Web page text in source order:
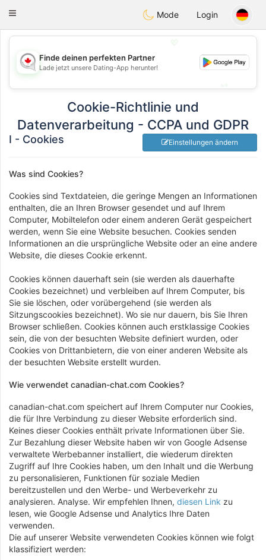
CANADIANchat
Toggle
Mode Login
💖
💕
Finde deinen perfekten Partner
Lade jetzt unsere Dating-App herunter!
Cookie-Richtlinie und
Datenverarbeitung - CCPA und GDPR
I - Cookies Einstellungen ändern
Was sind Cookies?
Cookies sind Textdateien, die geringe Mengen an Informationen
enthalten, die an Ihren Browser gesendet und auf Ihrem
Computer, Mobiltelefon oder einem anderen Gerät gespeichert
werden, wenn Sie eine Website besuchen. Cookies senden
Informationen an die ursprüngliche Website oder an eine andere
Website, die dieses Cookie erkennt.
Cookies können dauerhaft sein (sie werden als dauerhafte
Cookies bezeichnet) und verbleiben auf Ihrem Computer, bis
Sie sie löschen, oder vorübergehend (sie werden als
Sitzungscookies bezeichnet). Wo sie nur dauern, bis Sie Ihren
Browser schließen. Cookies können auch erstklassige Cookies
sein, die von der besuchten Website definiert wurden, oder
Cookies von Drittanbietern, die von einer anderen Website als
der besuchten Website erstellt wurden.
Wie verwendet canadian-chat.com Cookies?
canadian-chat.com speichert auf Ihrem Computer nur Cookies,
die für Ihre Verbindung zu dieser Website erforderlich sind.
Keines dieser Cookies enthält private Informationen über Sie.
Zur Bezahlung dieser Website haben wir von Google Adsense
verwaltete Werbebanner installiert, die wiederum direkten
Zugriff auf Ihre Cookies haben, um den Inhalt und die Werbung
zu personalisieren, Funktionen für soziale Medien
bereitzustellen und den Werbe- und Werbeverkehr zu
analysieren. Analyse. Wir empfehlen Ihnen, diesen Link zu
lesen, wie Google Adsense und Analytics Ihre Daten
verwenden.
Die auf unserer Website verwendeten Cookies können wie folgt
klassifiziert werden: